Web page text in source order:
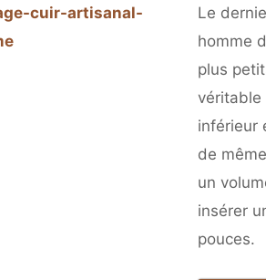
Le
homme
plus
véritable
inférieur
de
un
insérer
pouces.